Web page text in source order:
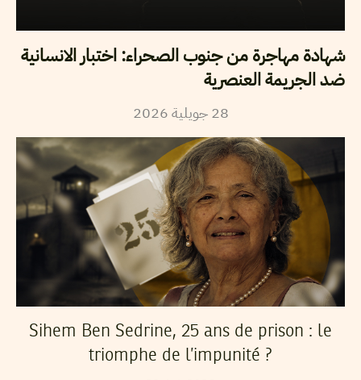
شهادة مهاجرة من جنوب الصحراء: اختبار الانسانية
ضد الجريمة العنصرية
28 جويلية2026
Sihem Ben Sedrine, 25 ans de prison : le
triomphe de l’impunité ?